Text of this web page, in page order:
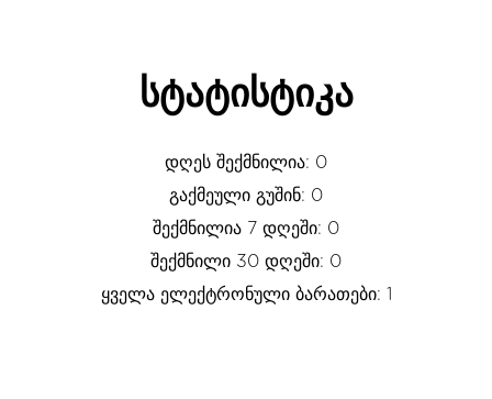
სტატისტიკა
დღეს შექმნილია: 0
გაქმეული გუშინ: 0
შექმნილია 7 დღეში: 0
შექმნილი 30 დღეში: 0
ყველა ელექტრონული ბარათები: 1